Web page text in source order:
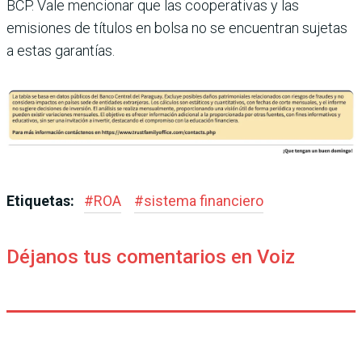
BCP. Vale mencionar que las cooperativas y las
emisiones de títulos en bolsa no se encuentran sujetas
a estas garantías.
Etiquetas: #ROA #sistema financiero
Déjanos tus comentarios en Voiz